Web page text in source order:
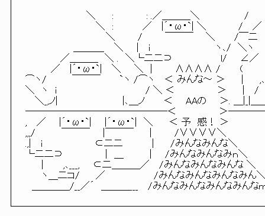
＼　 　:　　　　　: .／＿＿＿＼　 　 　　 　 /　　 ＿
＼　:　　　　 ／　 |´・ω・`| ＼ 　 　　　/　 ／　　
＼　　　 /　　　 ￣￣￣ 　 ＼ 　　 /￣二　　 |´・ω
＿＿＿_　 ＼　　|　 i　　　　　　　　　　ヽ､/　＼ヽ　　
／＿＿＿　＼ .　＼└二二⊃　　　　 　 　 l/　　∠／　　　
／　 |´・ω・`|　 ＼　　＼　|　　　 ∧∧∧∧ /　　　(　　　　　
⌒ヽ/　 　 　￣￣￣ 　 　`ヽ /⌒ヽ　 ＜ みんな～ ＞　　 |　　 ,､
＼　ヽ　i 　 　 　　　　 　 　 　 　 / ＼ ＜　　　　　　 ＞　　 |　 /
＼_,ノ|　　 　 　　　　　　|､＿ノ 　 　＜ 　 AAの 　 ＞. ＿|_|
―――――――――――――――＜　　　　　　
,　 ／　　|´・ω・`|　　|´・ω・`|　＼ 　　＜ 予　感！ ＞
,,,/　　　　￣￣￣　　|￣￣￣　　 |　　　 /∨∨∨∨＼　 　　 　　
.,|　 i　　　　　　　　⊂二二　　　　 |　　 /みんなみんな＼　　
└二二⊃　　　　　　 |　＿　　　　|　　/みんなみんなみｎ＼　
|　　　,､___,　　⊂二＿＿＿／　 /みんなみんなみんな ＼
ヽ＿二コ/　　 ／　　　　　　 　/みんなみんなみんなみん
＿＿＿＿/__／´　＿＿＿___　 /みんなみんなみんなみんな